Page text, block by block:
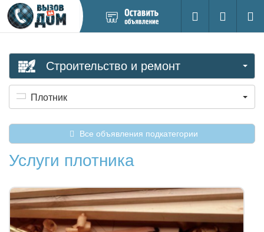
новое
Поиск
Вход на
Строительство и ремонт
Плотник
Все объявления подкатегории
Услуги плотника